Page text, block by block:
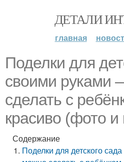
ДЕТАЛИ
главная
Поделки для
своими руками
сделать с
красиво (фото и
Содержание
Поделки для детского